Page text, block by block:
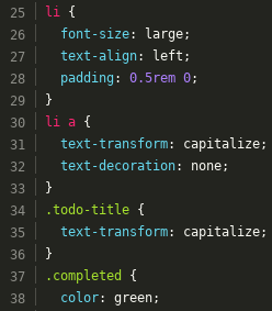
li
{
font-size: large;
text-align: left;
padding : 0.5rem 0;
}
li
a {
text-transform: capitalize;
text-decoration: none;
}
.todo-title {
text-transform: capitalize;
}
.completed
{
color: green;